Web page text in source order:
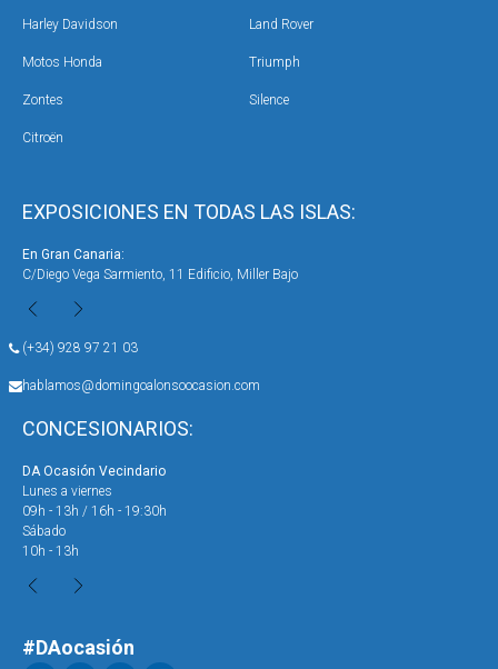
EXPOSICIONES EN TODAS LAS ISLAS:
En Gran Canaria:
C/Diego Vega Sarmiento, 11 Edificio, Miller Bajo
(+34) 928 97 21 03
hablamos@domingoalonsoocasion.com
CONCESIONARIOS:
DA Ocasión Vecindario
Lunes a viernes
09h - 13h / 16h - 19:30h
Sábado
10h - 13h
Harley Davidson Land Rover
Motos Honda Triumph
Zontes Silence
Citroën
#DAocasión